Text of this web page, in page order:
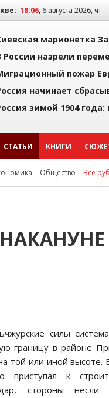
18:06, 6 августа 2026, чт
марионетка
России назрели
пожар
начинает
зимой 1904
СТАТЬИ КНИГИ
Общество Все
силы
границу в районе
той или иной высоте.
приступал к
стороны несли